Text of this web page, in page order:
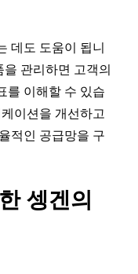
데도 도움이 됩니
관리하면 고객의
를 이해할 수 있습
이션을 개선하고
적인 공급망을 구
셍겐의